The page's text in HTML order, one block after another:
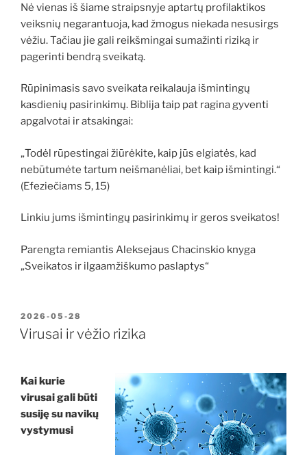
Nė vienas iš šiame straipsnyje aptartų profilaktikos
veiksnių negarantuoja, kad žmogus niekada nesusirgs
vėžiu. Tačiau jie gali reikšmingai sumažinti riziką ir
pagerinti bendrą sveikatą.
Rūpinimasis savo sveikata reikalauja išmintingų
kasdienių pasirinkimų. Biblija taip pat ragina gyventi
apgalvotai ir atsakingai:
„Todėl rūpestingai žiūrėkite, kaip jūs elgiatės, kad
nebūtumėte tartum neišmanėliai, bet kaip išmintingi.“
(Efeziečiams 5, 15)
Linkiu jums išmintingų pasirinkimų ir geros sveikatos!
Parengta remiantis Aleksejaus Chacinskio knyga
„Sveikatos ir ilgaamžiškumo paslaptys“
PASKELBTA
2026-05-28
Virusai ir vėžio rizika
Kai kurie
virusai gali būti
susiję su navikų
vystymusi